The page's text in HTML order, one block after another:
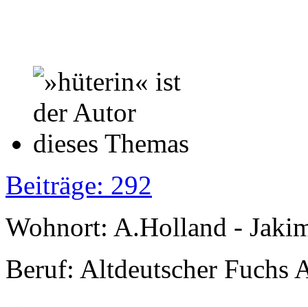
Beiträge: 292
Wohnort: A.Holland -
Beruf: Altdeutscher Fuchs